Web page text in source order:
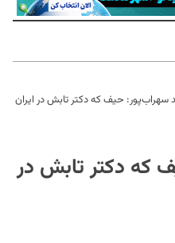
سهراب‌پور: حیف که دکتر تابش در ایران
که دکتر تابش در